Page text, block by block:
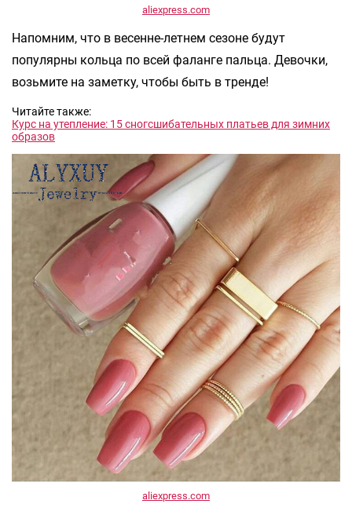
aliexpress.com
Напомним, что в весенне-летнем сезоне будут
популярны кольца по всей фаланге пальца. Девочки,
возьмите на заметку, чтобы быть в тренде!
Читайте также:
Курс на утепление: 15 сногсшибательных платьев для зимних
образов
aliexpress.com